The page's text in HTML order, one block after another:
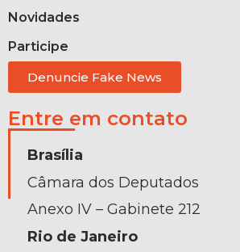
Novidades
Participe
Denuncie Fake News
Entre em contato
Brasília
Câmara dos Deputados
Anexo IV – Gabinete 212
Rio de Janeiro